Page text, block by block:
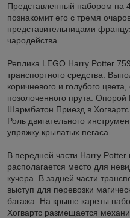
Представленный набором на
познакомит его с тремя
представительницами
чародейства.
Реплика LEGO Harry Potter
транспортного средства.
коричневого и голубого
позолоченного прута.
Шармбатон Приезд в
Роль двигательного
упряжку крылатых пегаса.
В передней части Harry
располагается место для
кучера. В задней части
выступ для перевозки
багажа. На крыше кареты
Хогвартс размещается